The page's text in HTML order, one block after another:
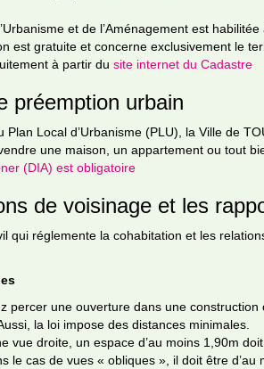
et de l’Aménagement est
est gratuite et concerne exclusivement le
à partir du site internet du Cadastre
préemption urbain
Plan Local d’Urbanisme (PLU), la Ville de
une maison, un appartement ou tout
(DIA) est obligatoire
de voisinage et les
qui réglemente la cohabitation et les
percer une ouverture dans une
la loi impose des distances minimales.
vue droite, un espace d’au moins 1,90m
le cas de vues « obliques », il doit être d’au